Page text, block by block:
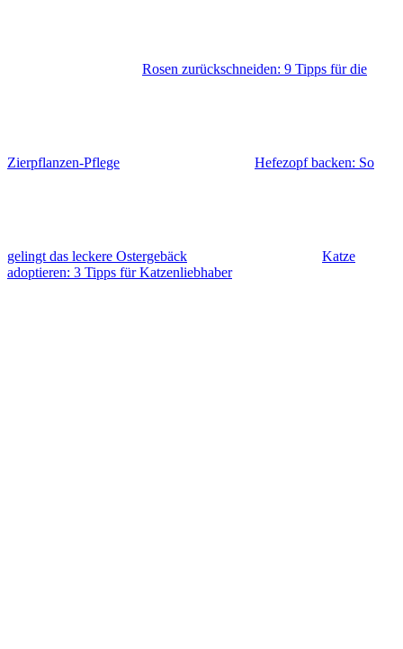
Rosen zurückschneiden: 9 Tipps für die
Zierpflanzen-Pflege Hefezopf backen: So
gelingt das leckere Ostergebäck
Katze
adoptieren: 3 Tipps für Katzenliebhaber